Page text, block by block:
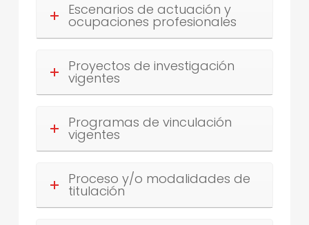
Escenarios de actuación y
ocupaciones profesionales
Proyectos de investigación
vigentes
Programas de vinculación
vigentes
Proceso y/o modalidades de
titulación